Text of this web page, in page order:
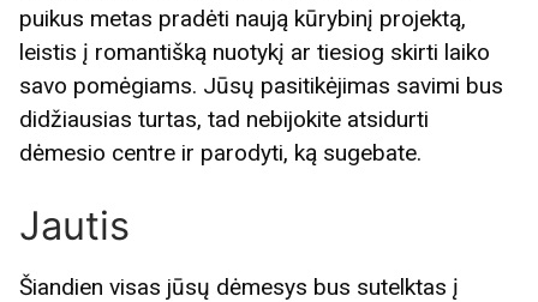
puikus metas pradėti naują kūrybinį projektą,
leistis į romantišką nuotykį ar tiesiog skirti laiko
savo pomėgiams. Jūsų pasitikėjimas savimi bus
didžiausias turtas, tad nebijokite atsidurti
dėmesio centre ir parodyti, ką sugebate.
Jautis
Šiandien visas jūsų dėmesys bus sutelktas į